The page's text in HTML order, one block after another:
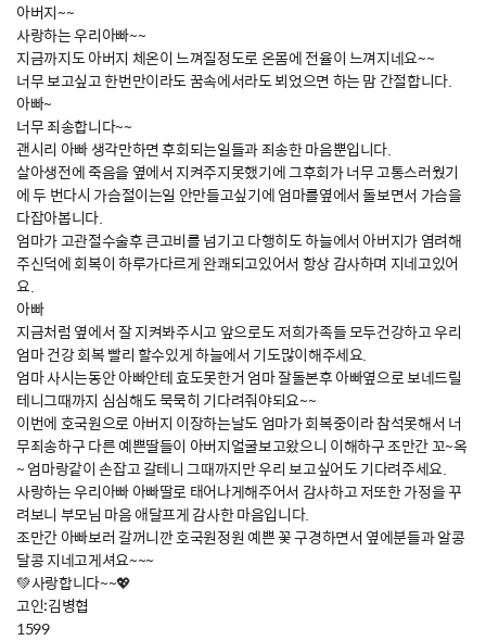
아버지~~
사랑하는 우리아빠~~
지금까지도 아버지 체온이 느껴질정도로 온몸에 전율이 느껴지네요~~
너무 보고싶고 한번만이라도 꿈속에서라도 뵈었으면 하는 맘 간절합니다.
아빠~
너무 죄송합니다~~
괜시리 아빠 생각만하면 후회되는일들과 죄송한 마음뿐입니다.
살아생전에 죽음을 옆에서 지켜주지못했기에 그후회가 너무 고통스러웠기
에 두 번다시 가슴절이는일 안만들고싶기에 엄마를옆에서 돌보면서 가슴을
다잡아봅니다.
엄마가 고관절수술후 큰고비를 넘기고 다행히도 하늘에서 아버지가 염려해
주신덕에 회복이 하루가다르게 완쾌되고있어서 항상 감사하며 지네고있어
요.
아빠
지금처럼 옆에서 잘 지켜봐주시고 앞으로도 저희가족들 모두건강하고 우리
엄마 건강 회복 빨리 할수있게 하늘에서 기도많이해주세요.
엄마 사시는동안 아빠안테 효도못한거 엄마 잘돌본후 아빠옆으로 보네드릴
테니그때까지 심심해도 묵묵히 기다려줘야되요~~
이번에 호국원으로 아버지 이장하는날도 엄마가 회복중이라 참석못해서 너
무죄송하구 다른 예쁜딸들이 아버지얼굴보고왔으니 이해하구 조만간 꼬~옥
~ 엄마랑같이 손잡고 갈테니 그때까지만 우리 보고싶어도 기다려주세요.
사랑하는 우리아빠 아빠딸로 태어나게해주어서 감사하고 저또한 가정을 꾸
려보니 부모님 마음 애달프게 감사한 마음입니다.
조만간 아빠보러 갈꺼니깐 호국원정원 예쁜 꽃 구경하면서 옆에분들과 알콩
달콩 지네고게셔요~~~
💚사랑합니다~~💖
고인:김병협
1599